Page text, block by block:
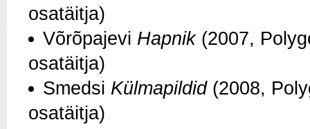
osatäitja)
Võrõpajevi Hapnik(2007,
osatäitja)
Smedsi Külmapildid(2008,
osatäitja)